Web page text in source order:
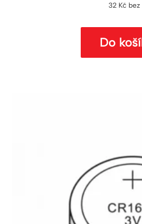
32 Kč bez
Do